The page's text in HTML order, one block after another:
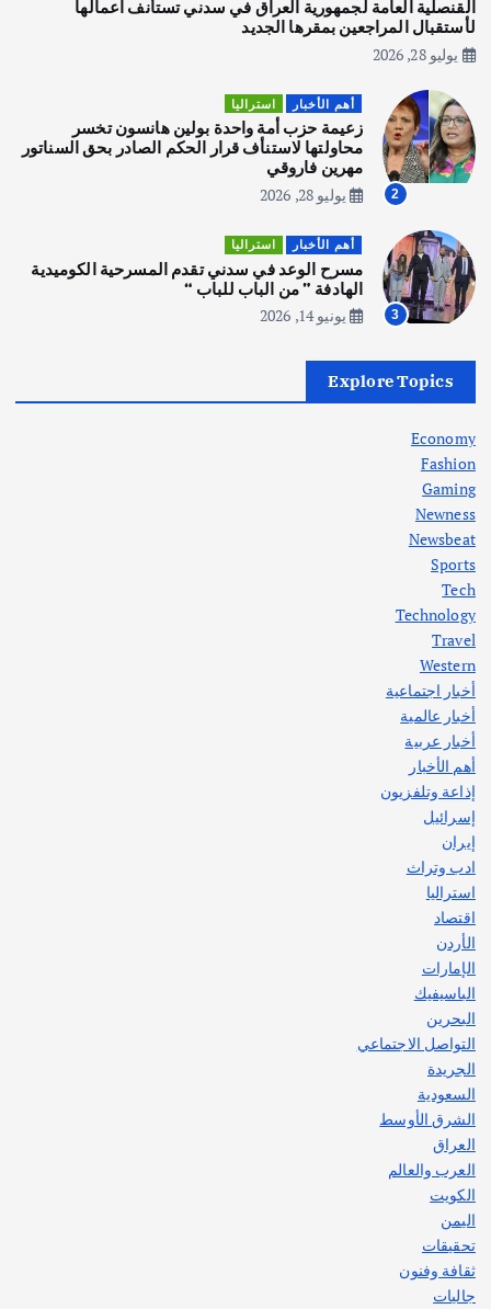
3
4
المقبل
يوليو 28, 2026
أهم الأخبار ثقافة وفنون
انطلاق ورشة التمثيل في مدينة كلباء الاماراتية
أغسطس 5, 2026
في جذور المشكلة وحلولها المستدامة
أهم الأخبار
اختتام ورشة السينوغرافيا في مدينة كلباء الاماراتية
أغسطس 3, 2026
القنصلية العامة لجمهورية العراق في سدني تستأنف اعمالها
لأستقبال المراجعين بمقرها الجديد
يوليو 28, 2026
2
أهم الأخبار استراليا
زعيمة حزب أمة واحدة بولين هانسون تخسر
محاولتها لاستنأف قرار الحكم الصادر بحق السناتور
مهرين فاروقي
يوليو 28, 2026
3
أهم الأخبار استراليا
مسرح الوعد في سدني تقدم المسرحية الكوميدية
الهادفة ” من الباب للباب “
يونيو 14, 2026
Explore Topics
Economy
Fashion
Gaming
Newness
Newsbeat
Sports
Tech
Technology
Travel
Western
أخبار اجتماعية
أخبار عالمية
أخبار عربية
أهم الأخبار
إذاعة وتلفزيون
إسرائيل
إيران
ادب وتراث
استراليا
اقتصاد
الأردن
الإمارات
الباسيفيك
البحرين
التواصل الاجتماعي
الجريدة
السعودية
الشرق الأوسط
العراق
العرب والعالم
الكويت
اليمن
تحقيقات
ثقافة وفنون
جاليات